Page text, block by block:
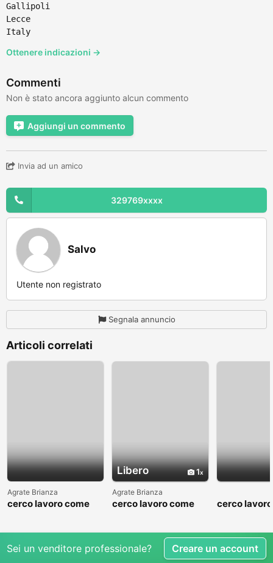
Gallipoli
Lecce
Italy
Ottenere indicazioni →
Commenti
Non è stato ancora aggiunto alcun commento
Aggiungi un commento
Invia ad un amico
329769xxxx
Salvo
Utente non registrato
Segnala annuncio
Articoli correlati
Agrate Brianza
cerco lavoro come
Libero 1
Agrate Brianza
cerco lavoro come
cerco
Sei un venditore professionale? Creare un account